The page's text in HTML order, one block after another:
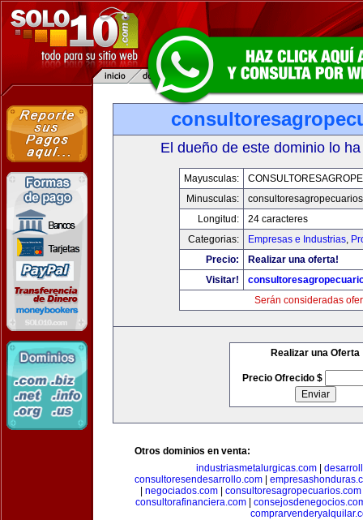
El dueño de este dominio lo
Mayusculas:
Minusculas:
Longitud:
24 caracteres
Categorias:
Empresas e Industrias,
Precio:
Realizar una oferta!
Visitar!
Serán consideradas
Realizar una Oferta
Precio Ofrecido $
Otros dominios en venta:
industriasmetalurgicas.com|
consultoresendesarrollo.com
negociados.com consultoresagropecuarios.com
consultorafinanciera.com|